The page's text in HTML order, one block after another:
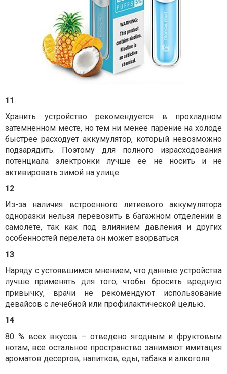
11
Хранить устройство рекомендуется в прохладном
затемненном месте, но тем ни менее парение на холоде
быстрее расходует аккумулятор, который невозможно
подзарядить. Поэтому для полного израсходования
потенциала электронки лучше ее не носить и не
активировать зимой на улице.
12
Из-за наличия встроенного литиевого аккумулятора
одноразки нельзя перевозить в багажном отделении в
самолете, так как под влиянием давления и других
особенностей перелета он может взорваться.
13
Наряду с устоявшимся мнением, что данные устройства
лучше применять для того, чтобы бросить вредную
привычку, врачи не рекомендуют использование
девайсов с лечебной или профилактической целью.
14
80 % всех вкусов – отведено ягодным и фруктовым
нотам, все остальное пространство занимают имитация
ароматов десертов, напитков, еды, табака и алкоголя.